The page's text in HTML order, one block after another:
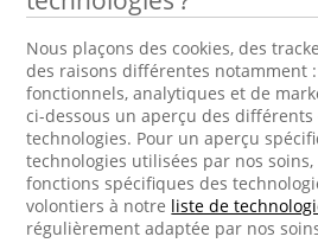
Nous plaçons des cookies, des
des raisons différentes notamment
fonctionnels, analytiques et de
ci-dessous un aperçu des différents
technologies. Pour un aperçu
technologies utilisées par nos
fonctions spécifiques des
volontiers à notre liste de
régulièrement adaptée par nos